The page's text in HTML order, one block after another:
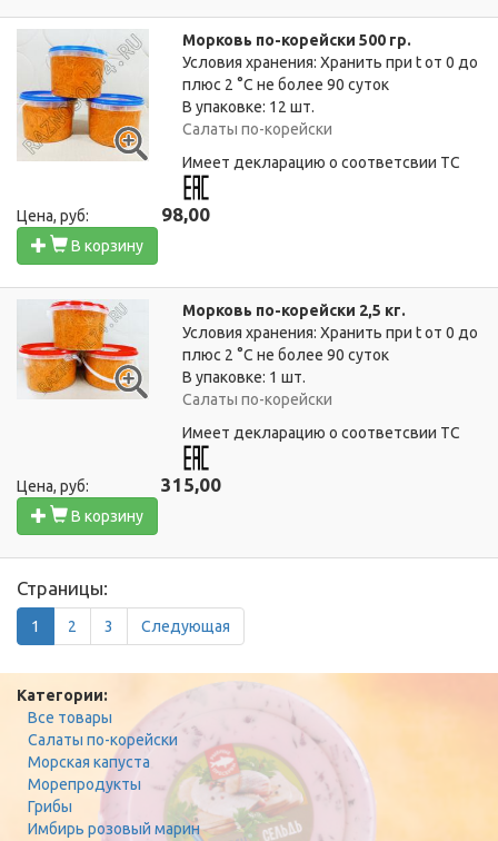
Морковь по-корейски 500 гр.
Условия хранения: Хранить при t от 0 до
плюс 2 °C не более 90 суток
В упаковке: 12 шт.
Салаты по-корейски
Имеет декларацию о соответсвии ТС
Цена, руб: 98,00
В корзину
Морковь по-корейски 2,5 кг.
Условия хранения: Хранить при t от 0 до
плюс 2 °C не более 90 суток
В упаковке: 1 шт.
Салаты по-корейски
Имеет декларацию о соответсвии ТС
Цена, руб: 315,00
В корзину
Страницы:
1 2 3 Следующая
Категории:
Все товары
Салаты по-корейски
Морская капуста
Морепродукты
Грибы
Имбирь розовый марин